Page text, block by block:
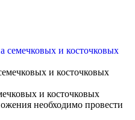
и косточковых
и косточковых
необходимо провести